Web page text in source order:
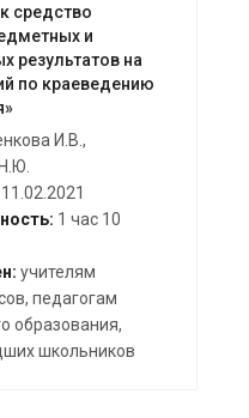
средство
и
результатов на
по краеведению
И.В.,
11.02.2021
1 час 10
учителям
педагогам
образования,
школьников